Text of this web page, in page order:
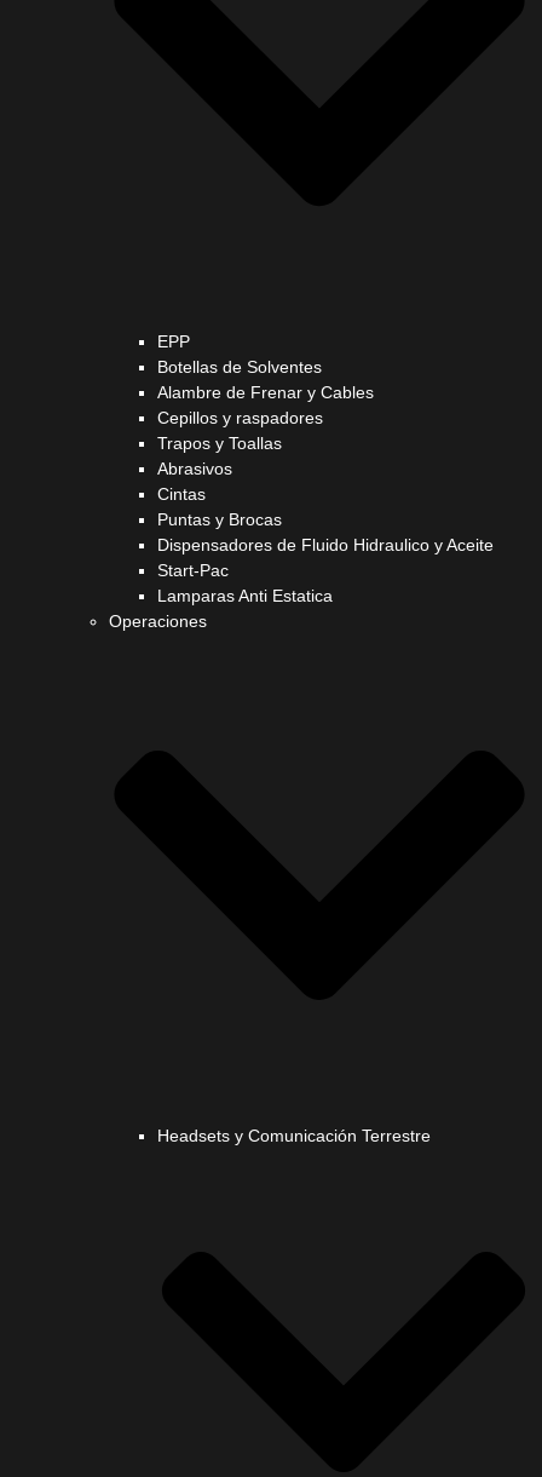
EPP
Botellas de Solventes
Alambre de Frenar y Cables
Cepillos y raspadores
Trapos y Toallas
Abrasivos
Cintas
Puntas y Brocas
Dispensadores de Fluido Hidraulico y Aceite
Start-Pac
Lamparas Anti Estatica
Operaciones
Headsets y Comunicación Terrestre